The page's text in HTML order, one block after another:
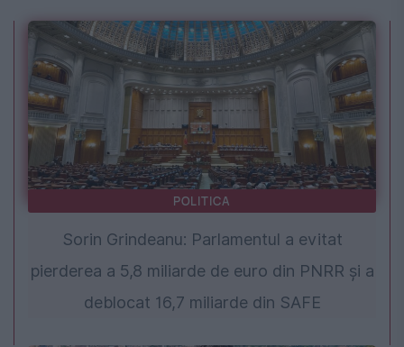
POLITICA
Sorin Grindeanu: Parlamentul a evitat
pierderea a 5,8 miliarde de euro din PNRR și a
deblocat 16,7 miliarde din SAFE